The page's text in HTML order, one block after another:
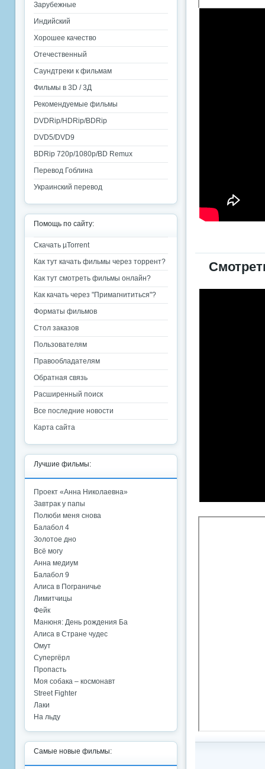
Зарубежные
Индийский
Хорошее качество
Отечественный
Саундтреки к фильмам
Фильмы в 3D / 3Д
Рекомендуемые фильмы
DVDRip/HDRip/BDRip
DVD5/DVD9
BDRip 720p/1080p/BD Remux
Перевод Гоблина
Украинский перевод
Помощь по сайту:
Скачать µTorrent
Как тут качать фильмы через торрент?
Как тут смотреть фильмы онлайн?
Как качать через "Примагнититься"?
Форматы фильмов
Стол заказов
Пользователям
Правообладателям
Обратная связь
Расширенный поиск
Все последние новости
Карта сайта
Лучшие фильмы:
Проект «Анна Николаевна»
Завтрак у папы
Полюби меня снова
Балабол 4
Золотое дно
Всё могу
Анна медиум
Балабол 9
Алиса в Пограничье
Лимитчицы
Фейк
Манюня: День рождения Ба
Алиса в Стране чудес
Омут
Супергёрл
Пропасть
Моя собака – космонавт
Street Fighter
Лаки
На льду
Самые новые фильмы: